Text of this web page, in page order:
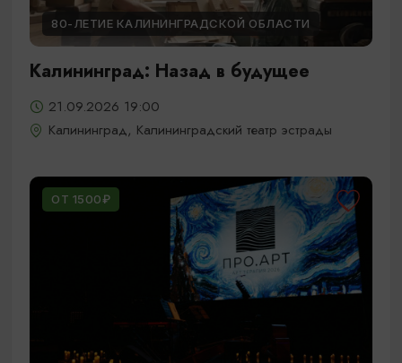
80-ЛЕТИЕ КАЛИНИНГРАДСКОЙ ОБЛАСТИ
Калининград: Назад в будущее
21.09.2026 19:00
Калининград, Калининградский театр эстрады
ОТ 1500₽